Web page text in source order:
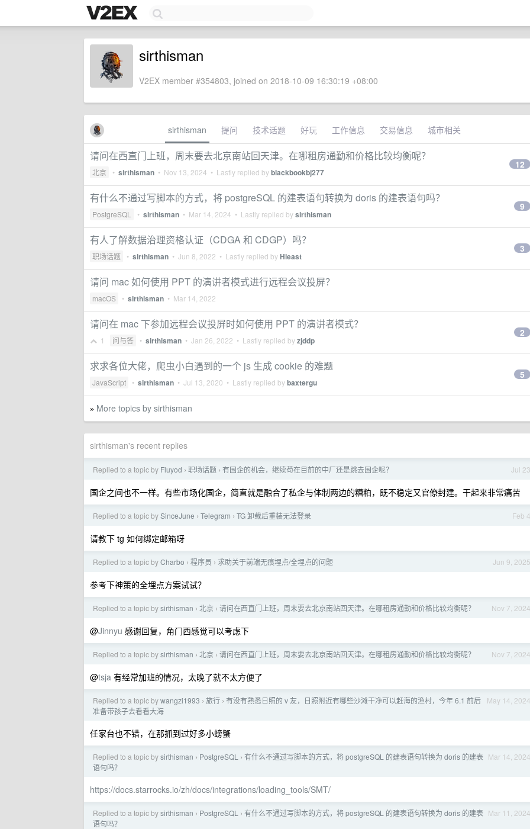
sirthisman
V2EX member #354803, joined on 2018-10-09 16:30:19 +08:00
sirthisman 提问 技术话题 好玩 工作信息 交易信息 城市相关
请问在西直门上班，周末要去北京南站回天津。在哪租房通勤和价格比较均衡呢？
北京 • sirthisman • Nov 13, 2024 • Lastly replied byblackbookbj277
12
有什么不通过写脚本的方式，将 postgreSQL 的建表语句转换为 doris 的建表语句吗？
PostgreSQL • sirthisman • Mar 14, 2024 • Lastly replied bysirthisman
9
有人了解数据治理资格认证（CDGA 和 CDGP）吗？
职场话题 • sirthisman • Jun 8, 2022 • Lastly replied byHieast
3
请问 mac 如何使用 PPT 的演讲者模式进行远程会议投屏？
macOS • sirthisman • Mar 14, 2022
请问在 mac 下参加远程会议投屏时如何使用 PPT 的演讲者模式？
1 问与答 • sirthisman • Jan 26, 2022 • Lastly replied byzjddp
2
求求各位大佬，爬虫小白遇到的一个 js 生成 cookie 的难题
JavaScript • sirthisman • Jul 13, 2020 • Lastly replied bybaxtergu
5
» More topics by sirthisman
sirthisman's recent replies
Jul 23
Replied to a topic by Fluyod › 职场话题 › 有国企的机会，继续苟在目前的中厂还是跳去国企呢？
国企之间也不一样。有些市场化国企，简直就是融合了私企与体制两边的糟粕，既不稳定又官僚封建。干起来非常痛苦
Feb 4
Replied to a topic bySinceJune › Telegram › TG 卸载后重装无法登录
请教下 tg 如何绑定邮箱呀
Jun 9, 2025
Replied to a topic byCharbo › 程序员 › 求助关于前端无痕埋点/全埋点的问题
参考下神策的全埋点方案试试？
Nov 7, 2024
Replied to a topic bysirthisman › 北京 › 请问在西直门上班，周末要去北京南站回天津。在哪租房通勤和价格比较均衡呢？
@Jinnyu 感谢回复，角门西感觉可以考虑下
Nov 7, 2024
Replied to a topic bysirthisman › 北京 › 请问在西直门上班，周末要去北京南站回天津。在哪租房通勤和价格比较均衡呢？
@tsja 有经常加班的情况，太晚了就不太方便了
May 14, 2024
Replied to a topic bywangzi1993 › 旅行 › 有没有熟悉日照的 v 友，日照附近有哪些沙滩干净可以赶海的渔村，今年 6.1 前后
准备带孩子去看看大海
任家台也不错，在那抓到过好多小螃蟹
Mar 14, 2024
Replied to a topic bysirthisman › PostgreSQL › 有什么不通过写脚本的方式，将 postgreSQL 的建表语句转换为 doris 的建表
语句吗？
https://docs.starrocks.io/zh/docs/integrations/loading_tools/SMT/
Mar 11, 2024
Replied to a topic bysirthisman › PostgreSQL › 有什么不通过写脚本的方式，将 postgreSQL 的建表语句转换为 doris 的建表
语句吗？